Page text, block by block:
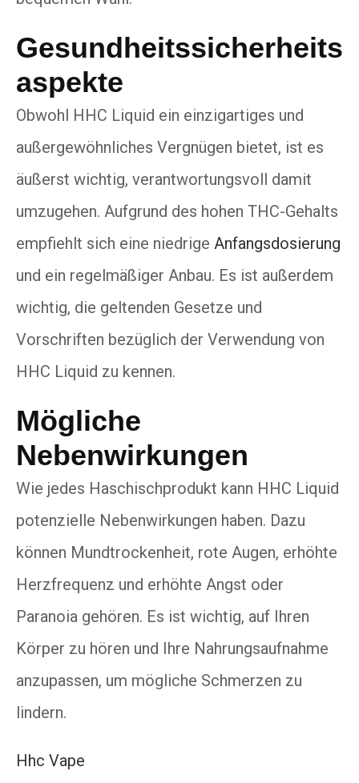
Gesundheitssicherheits
aspekte
Obwohl HHC Liquid ein einzigartiges und
außergewöhnliches Vergnügen bietet, ist es
äußerst wichtig, verantwortungsvoll damit
umzugehen. Aufgrund des hohen THC-Gehalts
empfiehlt sich eine niedrige Anfangsdosierung
und ein regelmäßiger Anbau. Es ist außerdem
wichtig, die geltenden Gesetze und
Vorschriften bezüglich der Verwendung von
HHC Liquid zu kennen.
Mögliche
Nebenwirkungen
Wie jedes Haschischprodukt kann HHC Liquid
potenzielle Nebenwirkungen haben. Dazu
können Mundtrockenheit, rote Augen, erhöhte
Herzfrequenz und erhöhte Angst oder
Paranoia gehören. Es ist wichtig, auf Ihren
Körper zu hören und Ihre Nahrungsaufnahme
anzupassen, um mögliche Schmerzen zu
lindern.
Hhc Vape